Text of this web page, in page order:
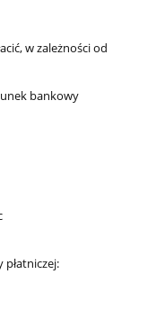
w zależności od
bankowy